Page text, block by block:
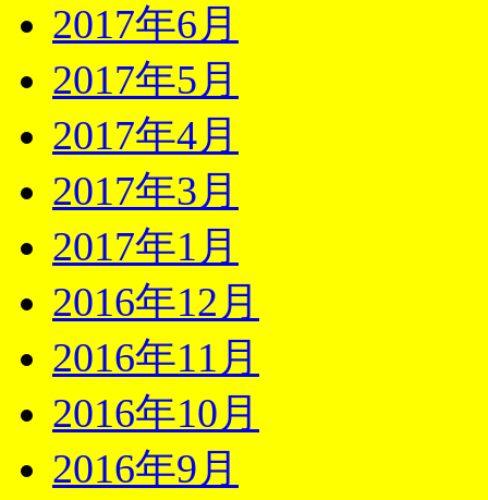
2017年6月
2017年5月
2017年4月
2017年3月
2017年1月
2016年12月
2016年11月
2016年10月
2016年9月